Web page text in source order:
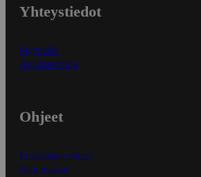
Yhteystiedot
Myymälät
Asiakaspalvelu
Ohjeet
Ensitilaajan ohjeet
Näin maksat